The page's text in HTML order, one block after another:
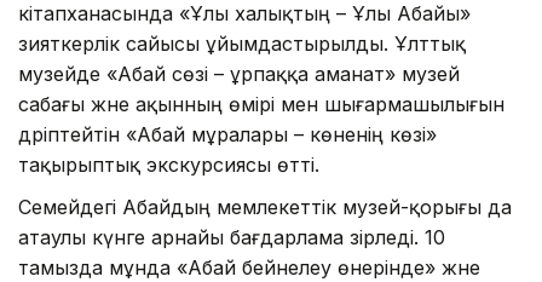
кітапханасында «Ұлы халықтың – Ұлы Абайы»
зияткерлік сайысы ұйымдастырылды. Ұлттық
музейде «Абай сөзі – ұрпаққа аманат» музей
сабағы және ақынның өмірі мен шығармашылығын
дәріптейтін «Абай мұралары – көненің көзі»
тақырыптық экскурсиясы өтті.
Семейдегі Абайдың мемлекеттік музей-қорығы да
атаулы күнге арнайы бағдарлама әзірледі. 10
тамызда мұнда «Абай бейнелеу өнерінде» және